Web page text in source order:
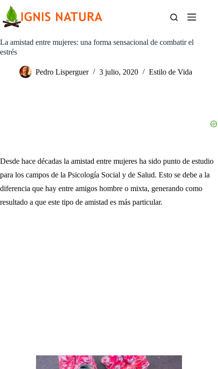
contenido
La amistad entre mujeres: una forma sensacional de combatir el
estrés
Pedro Lisperguer 3 julio, 2020 Estilo de Vida
Desde hace décadas la amistad entre mujeres ha sido punto de estudio
para los campos de la Psicología Social y de Salud. Esto se debe a la
diferencia que hay entre amigos hombre o mixta, generando como
resultado a que este tipo de amistad es más particular.